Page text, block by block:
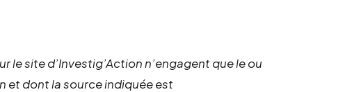
le site d’Investig’Action n’engagent que le ou
et dont la source indiquée est